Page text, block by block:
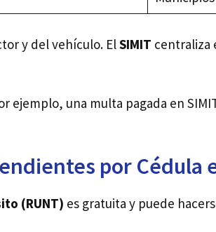
y del vehículo. ElSIMIT centraliza
ejemplo, una multa pagada en
por Cédula
(RUNT) es gratuita y puede